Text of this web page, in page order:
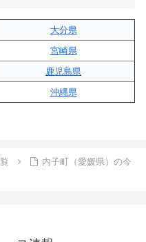
大分県
宮崎県
鹿児島県
沖縄県
内子町（愛媛県）の今